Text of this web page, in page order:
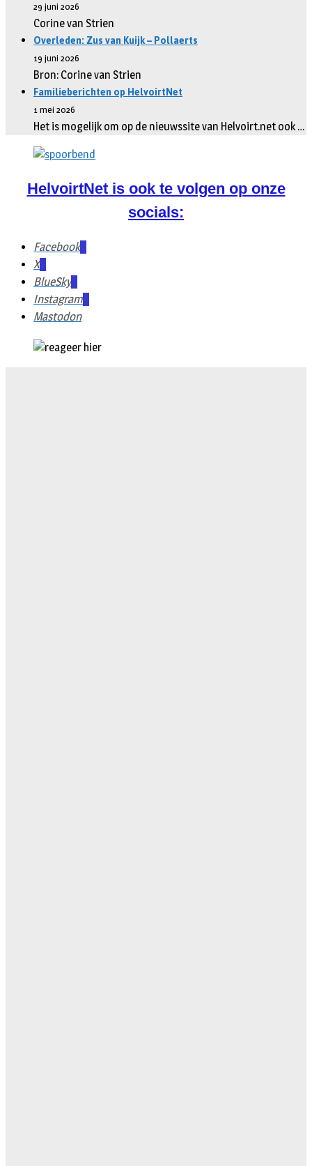
29 juni 2026
Corine van Strien
Overleden: Zus van Kuijk – Pollaerts
19 juni 2026
Bron: Corine van Strien
Familieberichten op HelvoirtNet
1 mei 2026
Het is mogelijk om op de nieuwssite van Helvoirt.net ook …
HelvoirtNet is ook te volgen op onze
socials:
Facebook
X
BlueSky
Instagram
Mastodon